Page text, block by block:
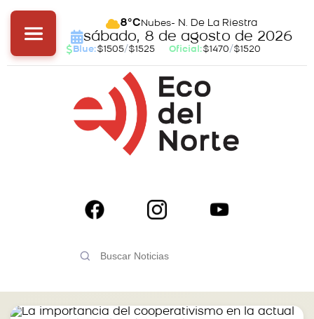
8°C Nubes- N. De La Riestra
sábado, 8 de agosto de 2026
Blue:$1505/$1525 Oficial:$1470/$1520